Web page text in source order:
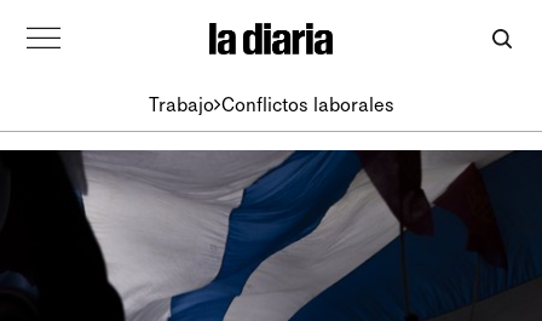
Trabajo Conflictos laborales